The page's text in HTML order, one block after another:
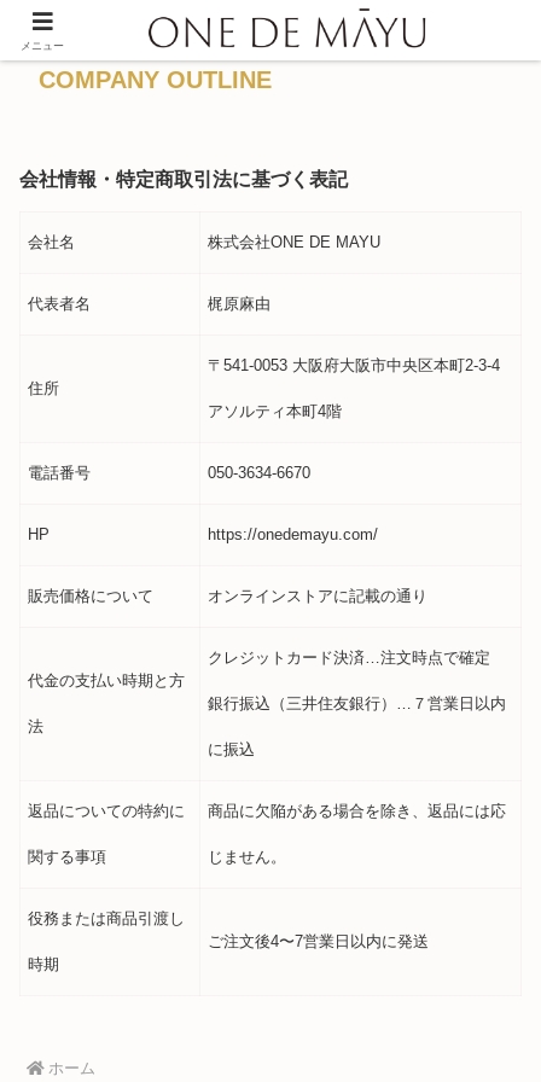
COMPANY OUTLINE
会社情報・特定商取引法に基づく表記
会社名 株式会社ONE DE MAYU
代表者名 梶原麻由
住所
〒541-0053 大阪府大阪市中央区本町2-3-4
アソルティ本町4階
電話番号 050-3634-6670
HP https://onedemayu.com/
販売価格について オンラインストアに記載の通り
代金の支払い時期と方
法
クレジットカード決済…注文時点で確定
銀行振込（三井住友銀行）…７営業日以内
に振込
返品についての特約に
関する事項
商品に欠陥がある場合を除き、返品には応
じません。
役務または商品引渡し
時期
ご注文後4〜7営業日以内に発送
ホーム
メニュー